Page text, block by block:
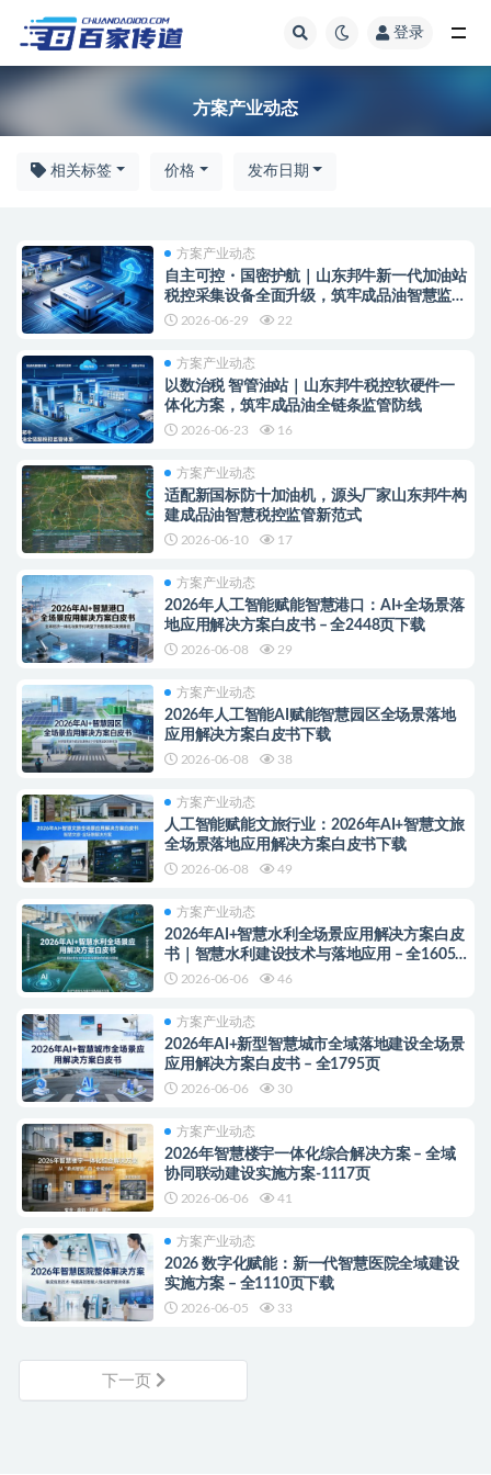
登录
方案产业动态
相关标签 价格 发布日期
方案产业动态
自主可控・国密护航｜山东邦牛新一代加油站
税控采集设备全面升级，筑牢成品油智慧监管
安全底座
2026-06-29 22
方案产业动态
以数治税 智管油站｜山东邦牛税控软硬件一
体化方案，筑牢成品油全链条监管防线
2026-06-23 16
方案产业动态
适配新国标防十加油机，源头厂家山东邦牛构
建成品油智慧税控监管新范式
2026-06-10 17
方案产业动态
2026年人工智能赋能智慧港口：AI+全场景落
地应用解决方案白皮书 – 全2448页下载
2026-06-08 29
方案产业动态
2026年人工智能AI赋能智慧园区全场景落地
应用解决方案白皮书下载
2026-06-08 38
方案产业动态
人工智能赋能文旅行业：2026年AI+智慧文旅
全场景落地应用解决方案白皮书下载
2026-06-08 49
方案产业动态
2026年AI+智慧水利全场景应用解决方案白皮
书｜智慧水利建设技术与落地应用 – 全1605
页2026-06-06 46
方案产业动态
2026年AI+新型智慧城市全域落地建设全场景
应用解决方案白皮书 – 全1795页
2026-06-06 30
方案产业动态
2026年智慧楼宇一体化综合解决方案 – 全域
协同联动建设实施方案-1117页
2026-06-06 41
方案产业动态
2026 数字化赋能：新一代智慧医院全域建设
实施方案 – 全1110页下载
2026-06-05 33
下一页